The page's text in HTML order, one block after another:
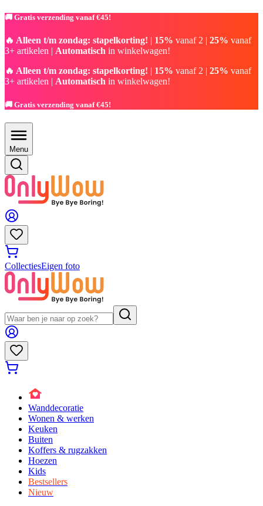
🚚 Gratis verzending vanaf €45!
🔥 Alleen t/m zondag: stapelkorting! | 15% vanaf 2 | 25% vanaf
3+ artikelen | Automatisch in winkelwagen!
🔥 Alleen t/m zondag: stapelkorting! | 15% vanaf 2 | 25% vanaf
3+ artikelen | Automatisch in winkelwagen!
🚚 Gratis verzending vanaf €45!
Menu
CollectiesEigen foto
Wanddecoratie
Wonen & werken
Keuken
Buiten
Koffers & rugzakken
Hoezen
Kids
Bestsellers
Nieuw